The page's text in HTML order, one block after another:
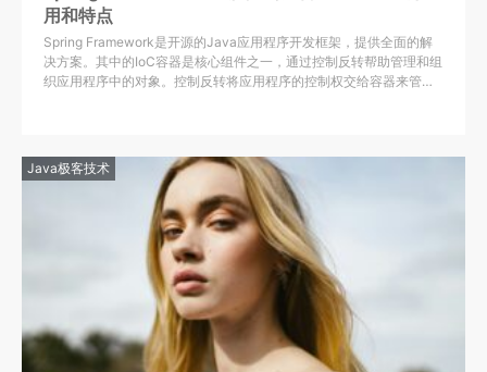
用和特点
Spring Framework是开源的Java应用程序开发框架，提供全面的解
决方案。其中的IoC容器是核心组件之一，通过控制反转帮助管理和组
织应用程序中的对象。控制反转将应用程序的控制权交给容器来管
Java极客技术